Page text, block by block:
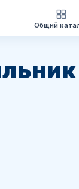
Общий